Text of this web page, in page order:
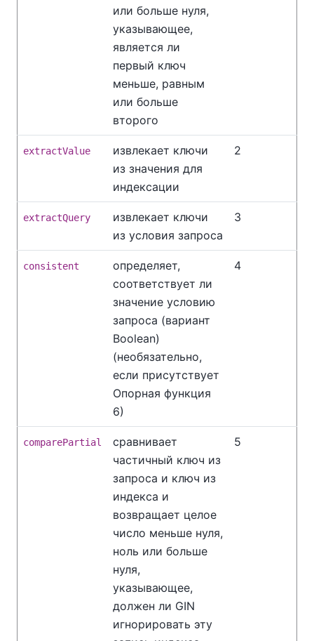
или больше нуля,
указывающее,
является ли
первый ключ
меньше, равным
или больше
второго
extractValue
извлекает ключи
из значения для
индексации
2
extractQuery
извлекает ключи
из условия запроса
3
consistent
определяет,
соответствует ли
значение условию
запроса (вариант
Boolean)
(необязательно,
если присутствует
Опорная функция
6)
4
comparePartial
сравнивает
частичный ключ из
запроса и ключ из
индекса и
возвращает целое
число меньше нуля,
ноль или больше
нуля,
указывающее,
должен ли GIN
игнорировать эту
5